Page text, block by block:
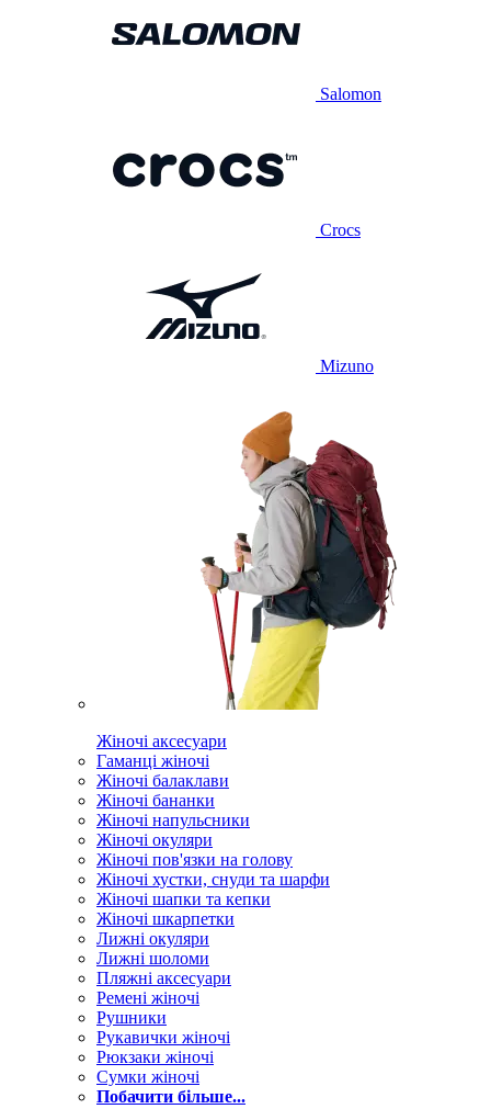
Salomon
Crocs
Mizuno
Жіночі аксесуари
Гаманці жіночі
Жіночі балаклави
Жіночі бананки
Жіночі напульсники
Жіночі окуляри
Жіночі пов'язки на голову
Жіночі хустки, снуди та шарфи
Жіночі шапки та кепки
Жіночі шкарпетки
Лижні окуляри
Лижні шоломи
Пляжні аксесуари
Ремені жіночі
Рушники
Рукавички жіночі
Рюкзаки жіночі
Сумки жіночі
Побачити більше...